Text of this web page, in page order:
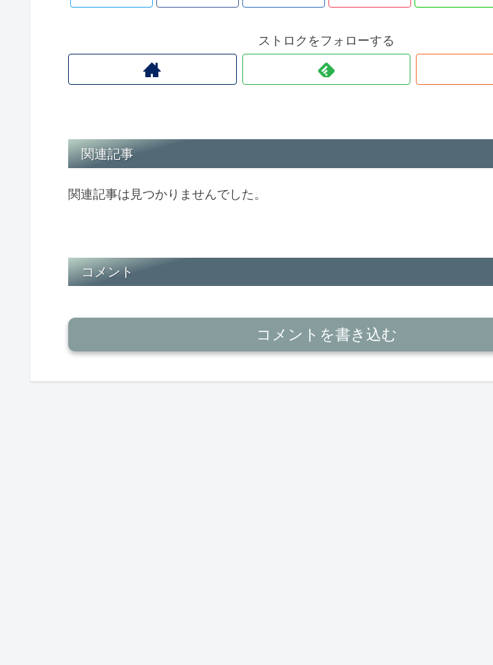
ストロクをフォローする
関連記事
関連記事は見つかりませんでした。
コメント
コメントを書き込む